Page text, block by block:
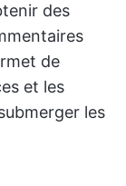
des
de
et les
les